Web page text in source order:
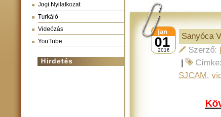
Jogi Nyilatkozat
Turkáló
Videózás
YouTube
Hirdetés
01
jan
2016
Sanyóca
Szerző:
|
SJCAM,